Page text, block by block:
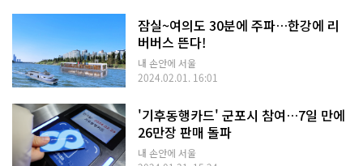
잠실~여의도 30분에 주파…한강에 리
버버스 뜬다!
내 손안에 서울
2024.02.01. 16:01
'기후동행카드' 군포시 참여…7일 만에
26만장 판매 돌파
내 손안에 서울